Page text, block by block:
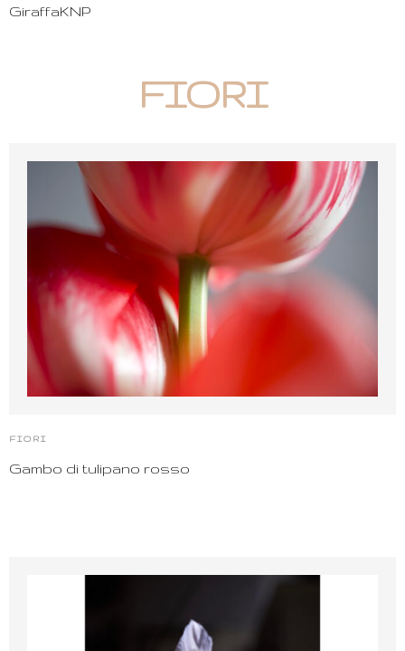
GiraffaKNP
FIORI
FIORI
Gambo di tulipano rosso